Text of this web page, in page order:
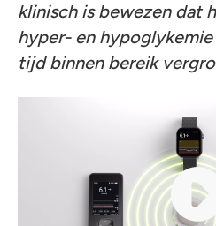
klinisch is bewezen dat
hyper- en
tijd binnen bereik